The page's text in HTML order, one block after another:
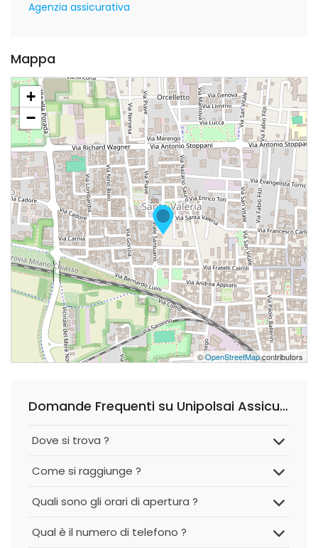
Agenzia assicurativa
Mappa
+
−
©OpenStreetMapcontributors
Domande Frequenti su Unipolsai Assicurazioni Seregno
Dove si trova ?
Come si raggiunge ?
Quali sono gli orari di apertura ?
Qual è il numero di telefono ?